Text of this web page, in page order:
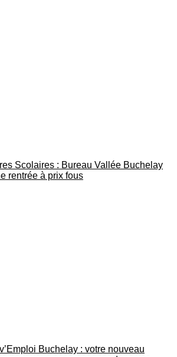
Scolaires : Bureau Vallée Buchelay
rentrée à prix fous
Buchelay : votre nouveau